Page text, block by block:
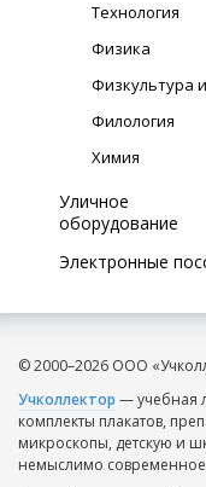
Технология
Физика
Физкультура
Филология
Химия
Уличное
оборудование
Электронные
© 2000–2026 ООО
Учколлектор — учебная
комплекты плакатов,
микроскопы, детскую и
немыслимо современное